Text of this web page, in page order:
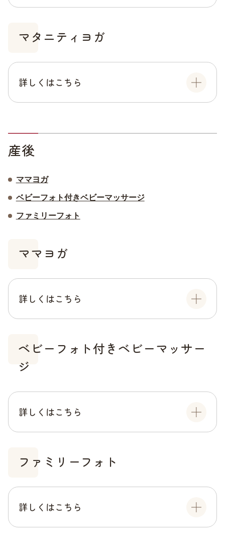
マタニティヨガ
詳しくはこちら
産後
ママヨガ
ベビーフォト付きベビーマッサージ
ファミリーフォト
ママヨガ
詳しくはこちら
ベビーフォト付きベビーマッサー
ジ
詳しくはこちら
ファミリーフォト
詳しくはこちら